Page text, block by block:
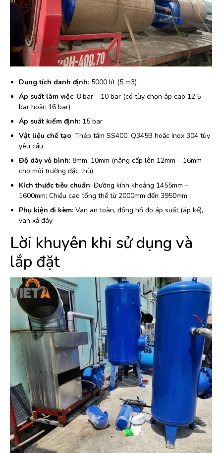
Dung tích danh định: 5000 lít (5 m3)
Áp suất làm việc: 8 bar – 10 bar (có tùy chọn áp cao 12.5
bar hoặc 16 bar)
Áp suất kiểm định: 15 bar
Vật liệu chế tạo: Thép tấm SS400, Q345B hoặc Inox 304 tùy
yêu cầu
Độ dày vỏ bình: 8mm, 10mm (nâng cấp lên 12mm – 16mm
cho môi trường đặc thù)
Kích thước tiêu chuẩn: Đường kính khoảng 1455mm –
1600mm; Chiều cao tổng thể từ 2000mm đến 3950mm
Phụ kiện đi kèm: Van an toàn, đồng hồ đo áp suất (áp kế),
van xả đáy
Lời khuyên khi sử dụng và
lắp đặt